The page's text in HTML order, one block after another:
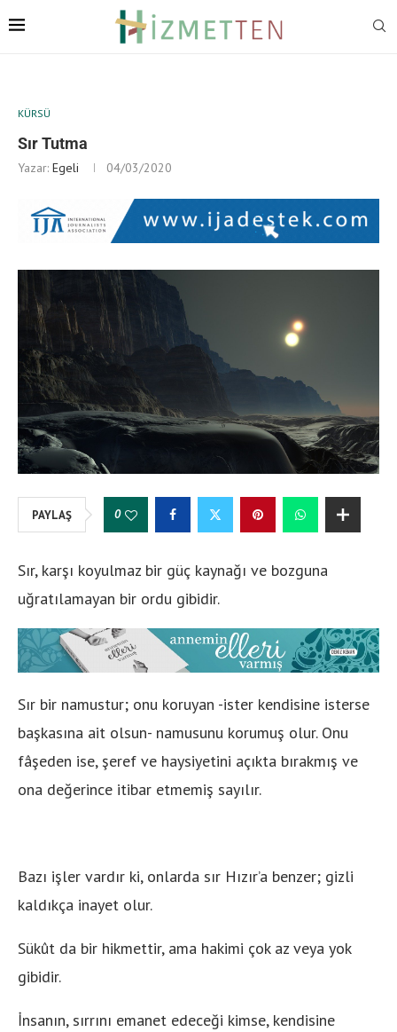
KÜRSÜ
Sır Tutma
Yazar: Egeli 04/03/2020
PAYLAŞ 0
Sır, karşı koyulmaz bir güç kaynağı ve bozguna
uğratılamayan bir ordu gibidir.
Sır bir namustur; onu koruyan -ister kendisine isterse
başkasına ait olsun- namusunu korumuş olur. Onu
fâşeden ise, şeref ve haysiyetini açıkta bırakmış ve
ona değerince itibar etmemiş sayılır.
Bazı işler vardır ki, onlarda sır Hızır’a benzer; gizli
kaldıkça inayet olur.
Sükût da bir hikmettir, ama hakimi çok az veya yok
gibidir.
İnsanın, sırrını emanet edeceği kimse, kendisine